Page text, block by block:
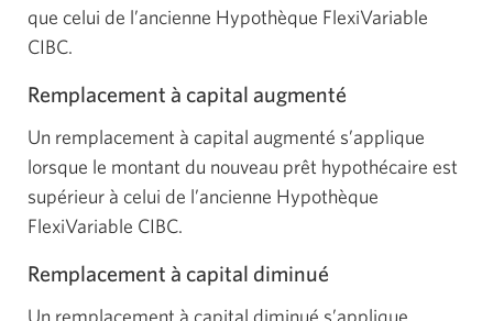
que celui de l’ancienne Hypothèque FlexiVariable
CIBC.
Remplacement à capital augmenté
Un remplacement à capital augmenté s’applique
lorsque le montant du nouveau prêt hypothécaire est
supérieur à celui de l’ancienne Hypothèque
FlexiVariable CIBC.
Remplacement à capital diminué
Un remplacement à capital diminué s’applique